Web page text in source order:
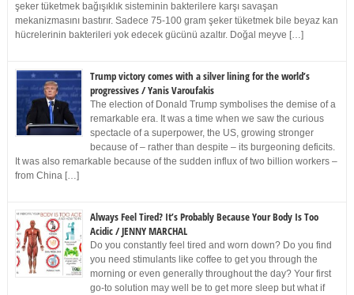
şeker tüketmek bağışıklık sisteminin bakterilere karşı savaşan
mekanizmasını bastırır. Sadece 75-100 gram şeker tüketmek bile beyaz kan
hücrelerinin bakterileri yok edecek gücünü azaltır. Doğal meyve […]
Trump victory comes with a silver lining for the world’s
progressives / Yanis Varoufakis
The election of Donald Trump symbolises the demise of a
remarkable era. It was a time when we saw the curious
spectacle of a superpower, the US, growing stronger
because of – rather than despite – its burgeoning deficits.
It was also remarkable because of the sudden influx of two billion workers –
from China […]
Always Feel Tired? It’s Probably Because Your Body Is Too
Acidic / JENNY MARCHAL
Do you constantly feel tired and worn down? Do you find
you need stimulants like coffee to get you through the
morning or even generally throughout the day? Your first
go-to solution may well be to get more sleep but what if